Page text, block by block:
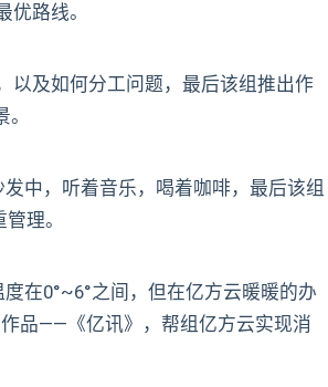
路线。
以及如何分工问题，最后该组推出作
中，听着音乐，喝着咖啡，最后该组
理。
在0°~6°之间，但在亿方云暖暖的办
品——《亿讯》，帮组亿方云实现消